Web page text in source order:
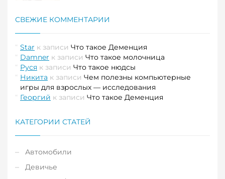
СВЕЖИЕ КОММЕНТАРИИ
Star к записи Что такое Деменция
Damner к записи Что такое молочница
Руся к записи Что такое нюдсы
Никита к записи Чем полезны компьютерные
игры для взрослых — исследования
Георгий к записи Что такое Деменция
КАТЕГОРИИ СТАТЕЙ
Автомобили
Девичье